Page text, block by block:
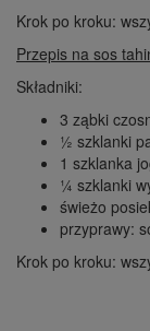
Krok po kroku:
Przepis na sos
Składniki:
3 ząbki
½ szklanki
1 szklanka
¼ szklanki
świeżo
przyprawy:
Krok po kroku: